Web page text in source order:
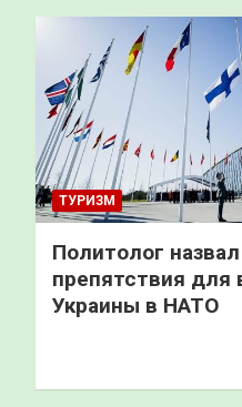
ТУРИЗМ
Политолог назвал
препятствия для
Украины в НАТО